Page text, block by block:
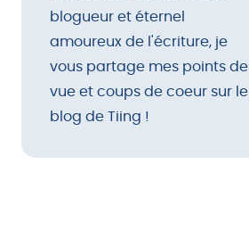
blogueur et éternel
amoureux de l'écriture, je
vous partage mes points de
vue et coups de coeur sur le
blog de Tiing !